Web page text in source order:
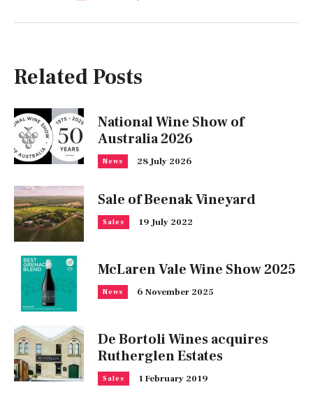
Related Posts
National Wine Show of
Australia 2026
News 28 July 2026
Sale of Beenak Vineyard
Sales 19 July 2022
McLaren Vale Wine Show 2025
News 6 November 2025
De Bortoli Wines acquires
Rutherglen Estates
Sales 1 February 2019